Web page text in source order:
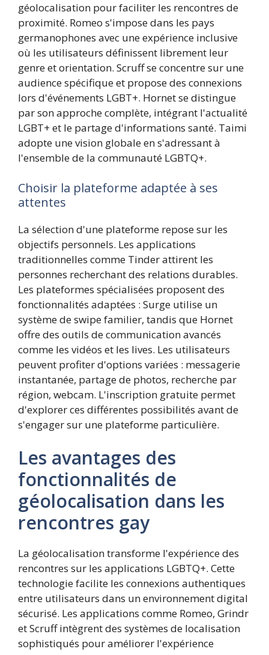
géolocalisation pour faciliter les rencontres de
proximité. Romeo s'impose dans les pays
germanophones avec une expérience inclusive
où les utilisateurs définissent librement leur
genre et orientation. Scruff se concentre sur une
audience spécifique et propose des connexions
lors d'événements LGBT+. Hornet se distingue
par son approche complète, intégrant l'actualité
LGBT+ et le partage d'informations santé. Taimi
adopte une vision globale en s'adressant à
l'ensemble de la communauté LGBTQ+.
Choisir la plateforme adaptée à ses
attentes
La sélection d'une plateforme repose sur les
objectifs personnels. Les applications
traditionnelles comme Tinder attirent les
personnes recherchant des relations durables.
Les plateformes spécialisées proposent des
fonctionnalités adaptées : Surge utilise un
système de swipe familier, tandis que Hornet
offre des outils de communication avancés
comme les vidéos et les lives. Les utilisateurs
peuvent profiter d'options variées : messagerie
instantanée, partage de photos, recherche par
région, webcam. L'inscription gratuite permet
d'explorer ces différentes possibilités avant de
s'engager sur une plateforme particulière.
Les avantages des
fonctionnalités de
géolocalisation dans les
rencontres gay
La géolocalisation transforme l'expérience des
rencontres sur les applications LGBTQ+. Cette
technologie facilite les connexions authentiques
entre utilisateurs dans un environnement digital
sécurisé. Les applications comme Romeo, Grindr
et Scruff intègrent des systèmes de localisation
sophistiqués pour améliorer l'expérience